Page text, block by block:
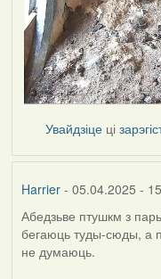
Увайдзіце ці
Harrier- 05.04.2025 -
Абедзьве птушкм з
бегаюць туды-сюды, а
не думаюць.